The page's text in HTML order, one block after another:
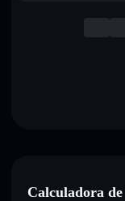
Calculadora